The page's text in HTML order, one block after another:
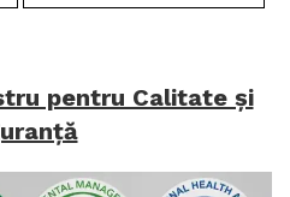
pentru Calitate și